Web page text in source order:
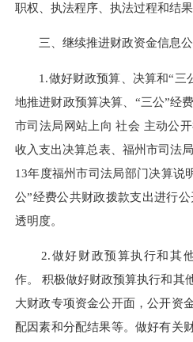
职权、执法程序、执法过程和结
三、继续推进财政资金信息
1.做好财政预算、决算和“三
地推进财政预算决算、“三公”经
市司法局网站上向 社会 主动公
收入支出决算总表、福州市司法
13年度福州市司法局部门决算说
公”经费公共财政拨款支出进行
透明度。
2.做好财政预算执行和其他
作。 积极做好财政预算执行和其
大财政专项资金公开面，公开资
配因素和分配结果等。做好有关